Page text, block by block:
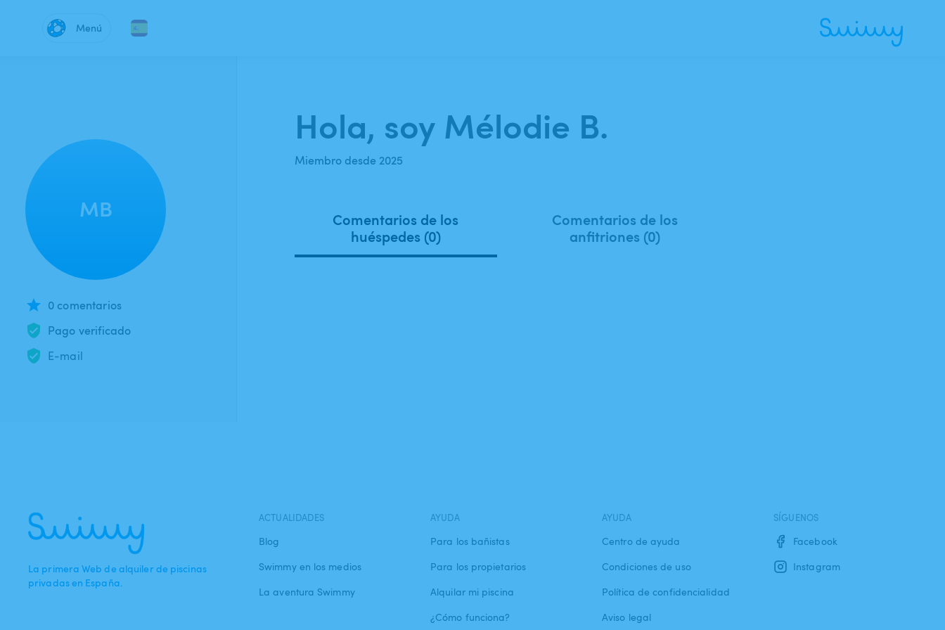
Menú
MB
0 comentarios
Pago verificado
E-mail
Hola, soy Mélodie B.
Miembro desde 2025
Comentarios de los
huéspedes (0)
Comentarios de los
anfitriones (0)
La primera Web de alquiler de piscinas
privadas en España.
ACTUALIDADES
Blog
Swimmy en los medios
La aventura Swimmy
AYUDA
Para los bañistas
Para los propietarios
Alquilar mi piscina
¿Cómo funciona?
AYUDA
Centro de ayuda
Condiciones de uso
Política de confidencialidad
Aviso legal
SÍGUENOS
Facebook
Instagram